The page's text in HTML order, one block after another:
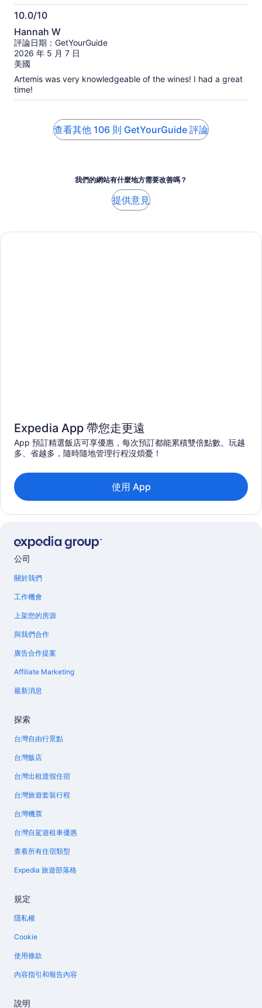
10.0/10
10.0
分，
滿
分
10
分
Hannah W
評論日期：GetYourGuide
2026 年 5 月 7 日
美國
Artemis was very knowledgeable of the wines! I had a great
time!
查看其他 106 則 GetYourGuide 評論
我們的網站有什麼地方需要改善嗎？
提供意見
Expedia App 帶您走更遠
App 預訂精選飯店可享優惠，每次預訂都能累積雙倍點數。玩越
多、省越多，隨時隨地管理行程沒煩憂！
使用 App
公司
關於我們
工作機會
上架您的房源
與我們合作
廣告合作提案
Affiliate Marketing
最新消息
探索
台灣自由行景點
台灣飯店
台灣出租渡假住宿
台灣旅遊套裝行程
台灣機票
台灣自駕遊租車優惠
查看所有住宿類型
Expedia 旅遊部落格
規定
隱私權
Cookie
使用條款
內容指引和報告內容
說明